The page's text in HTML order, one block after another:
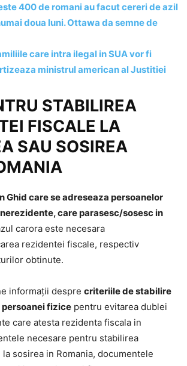
400 de romani au facut cereri de azil
doua luni. Ottawa da semne de
care intra ilegal in SUA vor fi
ministrul american al Justitiei
STABILIREA
FISCALE LA
SAU SOSIREA
Ghid care se adreseaza persoanelor
care parasesc/sosesc in
carora este necesara
rezidentei fiscale, respectiv
obtinute.
informații despre criteriile de stabilire
fizice pentru evitarea dublei
care atesta rezidenta fiscala in
necesare pentru stabilirea
sosirea in Romania, documentele